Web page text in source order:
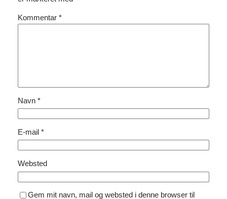
Kommentar *
Navn *
E-mail *
Websted
Gem mit navn, mail og websted i denne browser til